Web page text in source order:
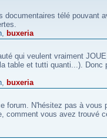
télé pouvant
, buxeria
qui veulent vraiment
table et tutti quanti...). Donc
, buxeria
forum. N'hésitez pas à vous
comment vous avez trouvé